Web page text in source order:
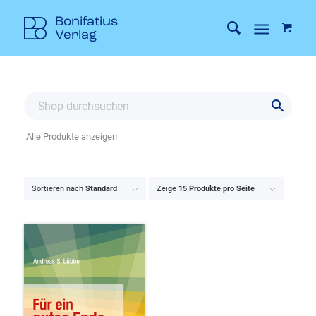
Sortieren nach Standard Zeige 15 Produkte pro Seite
Alle Produkte anzeigen